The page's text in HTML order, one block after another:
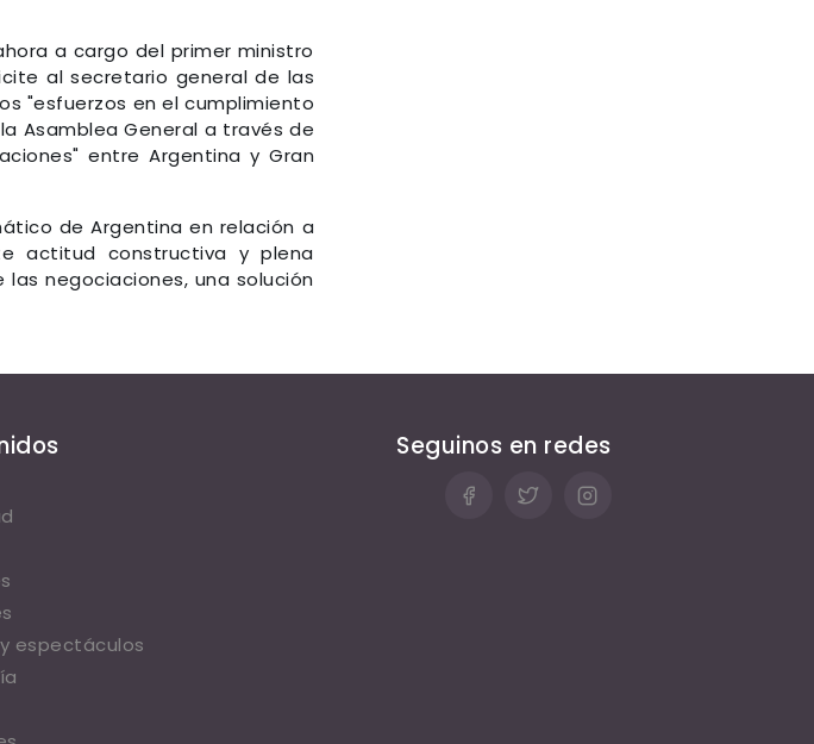
a cargo del primer ministro
al secretario general de las
"esfuerzos en el cumplimiento
Asamblea General a través de
entre Argentina y Gran
de Argentina en relación a
actitud constructiva y plena
negociaciones, una solución
espectáculos
Seguinos en redes